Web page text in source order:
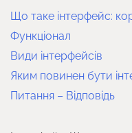
Що таке інтерфейс:
Функціонал
Види інтерфейсів
Яким повинен бути
Питання – Відповідь